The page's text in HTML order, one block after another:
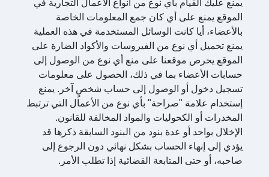
الموقع يمنع على أي كان جمع المعلومات الخاصة
بالأعضاء، أيا كانت الوسائل المستخدمة في هذه العملية
يمنع تحميل أي نوع من الفيروسات والأكواد الضارة على
الموقع يحرص موقعنا على منع أي نوع من الوصول إلى
حسابات الأعضاء بما في ذلك، الحصول على معلومات
تسجيل دخول أو الوصول إلى حساب شخصٍ آخر. يمنع
إستخدام علامة "صراحة" بأي نوع من الأعمال التي ترتبط
المخدرات أو الكحوليات والمواد المخالفة للقانون.
الإخلال بواحد أو عدة بنود من البنود السابقة ذكرها قد
يؤدي إلى إنهاء الحساب بشكل نهائي دون الرجوع إلى
صاحبه، أو حتى المتابعة القضائية إذا تطلب الأمر.